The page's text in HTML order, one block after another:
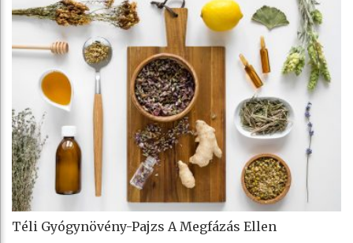
Téli Gyógynövény-Pajzs A Megfázás Ellen